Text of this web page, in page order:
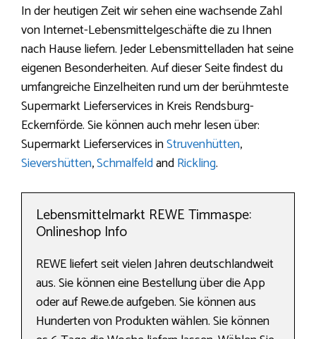
In der heutigen Zeit wir sehen eine wachsende Zahl
von Internet-Lebensmittelgeschäfte die zu Ihnen
nach Hause liefern. Jeder Lebensmittelladen hat seine
eigenen Besonderheiten. Auf dieser Seite findest du
umfangreiche Einzelheiten rund um der berühmteste
Supermarkt Lieferservices in Kreis Rendsburg-
Eckernförde. Sie können auch mehr lesen über:
Supermarkt Lieferservices inStruvenhütten,
Sievershütten,SchmalfeldandRickling.
Lebensmittelmarkt REWE Timmaspe:
Onlineshop Info
REWE liefert seit vielen Jahren deutschlandweit
aus. Sie können eine Bestellung über die App
oder auf Rewe.de aufgeben. Sie können aus
Hunderten von Produkten wählen. Sie können